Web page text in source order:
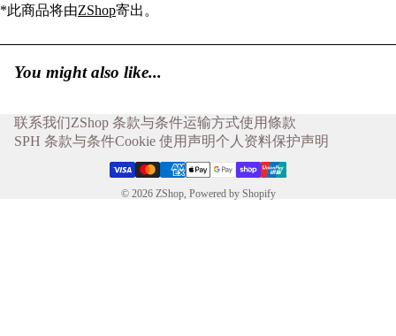
*此商品将由ZShop寄出。
You might also like...
联系我们ZShop 条款与条件运输方式使用條款
SPH 条款与条件Cookie 使用声明个人资料保护声明
© 2026 ZShop, Powered by Shopify